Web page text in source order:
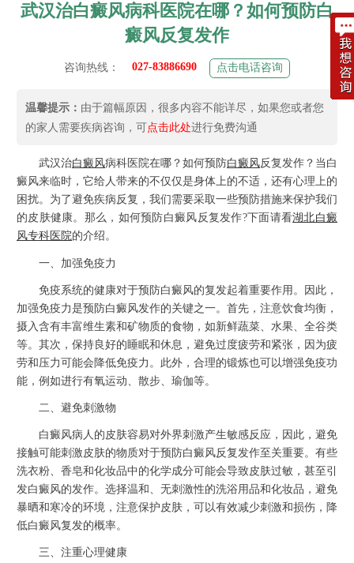
武汉治白癜风病科医院在哪？如何预防白
癜风反复发作
咨询热线： 027-83886690 点击电话咨询
温馨提示： 由于篇幅原因，很多内容不能详尽，如果您或者您
的家人需要疾病咨询，可点击此处进行免费沟通
武汉治白癜风病科医院在哪？如何预防白癜风反复发作？当白
癜风来临时，它给人带来的不仅仅是身体上的不适，还有心理上的
困扰。为了避免疾病反复，我们需要采取一些预防措施来保护我们
的皮肤健康。那么，如何预防白癜风反复发作?下面请看湖北白癜
风专科医院的介绍。
一、加强免疫力
免疫系统的健康对于预防白癜风的复发起着重要作用。因此，
加强免疫力是预防白癜风发作的关键之一。首先，注意饮食均衡，
摄入含有丰富维生素和矿物质的食物，如新鲜蔬菜、水果、全谷类
等。其次，保持良好的睡眠和休息，避免过度疲劳和紧张，因为疲
劳和压力可能会降低免疫力。此外，合理的锻炼也可以增强免疫功
能，例如进行有氧运动、散步、瑜伽等。
二、避免刺激物
白癜风病人的皮肤容易对外界刺激产生敏感反应，因此，避免
接触可能刺激皮肤的物质对于预防白癜风反复发作至关重要。有些
洗衣粉、香皂和化妆品中的化学成分可能会导致皮肤过敏，甚至引
发白癜风的发作。选择温和、无刺激性的洗浴用品和化妆品，避免
暴晒和寒冷的环境，注意保护皮肤，可以有效减少刺激和损伤，降
低白癜风复发的概率。
三、注重心理健康